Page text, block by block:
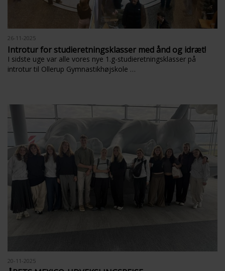
26-11-2025
Introtur for studieretningsklasser med ånd og idræt!
I sidste uge var alle vores nye 1.g-studieretningsklasser på
introtur til Ollerup Gymnastikhøjskole …
20-11-2025